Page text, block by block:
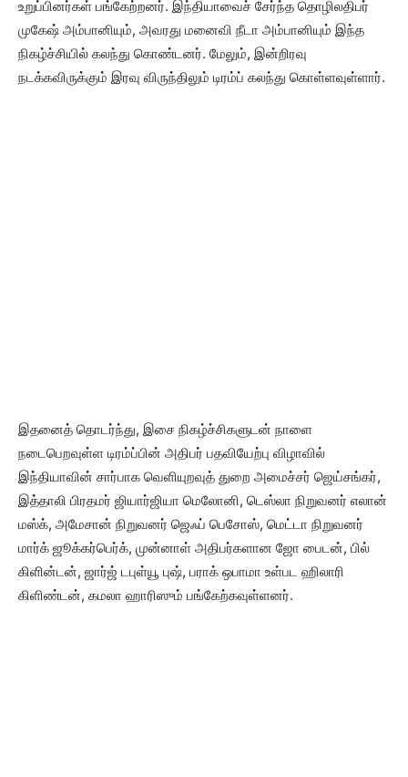
உறுப்பினர்கள் பங்கேற்றனர். இந்தியாவைச் சேர்ந்த தொழிலதிபர்
முகேஷ் அம்பானியும், அவரது மனைவி நீடா அம்பானியும் இந்த
நிகழ்ச்சியில் கலந்து கொண்டனர். மேலும், இன்றிரவு
நடக்கவிருக்கும் இரவு விருந்திலும் டிரம்ப் கலந்து கொள்ளவுள்ளார்.
இதனைத் தொடர்ந்து, இசை நிகழ்ச்சிகளுடன் நாளை
நடைபெறவுள்ள டிரம்ப்பின் அதிபர் பதவியேற்பு விழாவில்
இந்தியாவின் சார்பாக வெளியுறவுத் துறை அமைச்சர் ஜெய்சங்கர்,
இத்தாலி பிரதமர் ஜியார்ஜியா மெலோனி, டெஸ்லா நிறுவனர் எலான்
மஸ்க், அமேசான் நிறுவனர் ஜெஃப் பெசோஸ், மெட்டா நிறுவனர்
மார்க் ஜூக்கர்பெர்க், முன்னாள் அதிபர்களான ஜோ பைடன், பில்
கிளின்டன், ஜார்ஜ் டபுள்யூ புஷ், பராக் ஒபாமா உள்பட ஹிலாரி
கிளிண்டன், கமலா ஹாரிஸும் பங்கேற்கவுள்ளனர்.